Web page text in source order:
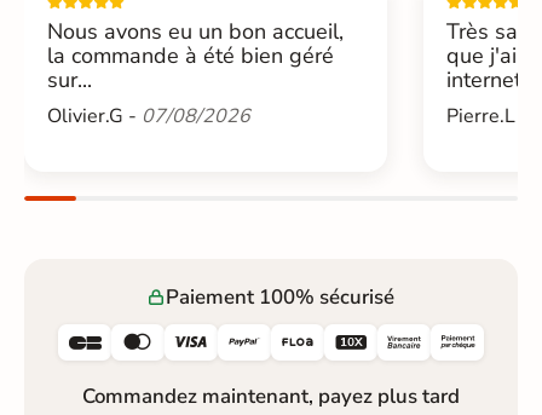
Nous avons eu un bon accueil,
la commande à été bien géré
sur...
Olivier.G - 07/08/2026
Très
que j'ai
internet....
Pierre.L -
Paiement 100% sécurisé
     
Commandez maintenant, payez plus tard